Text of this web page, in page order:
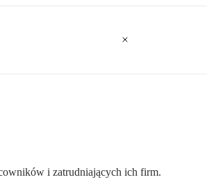
i zatrudniających ich firm.